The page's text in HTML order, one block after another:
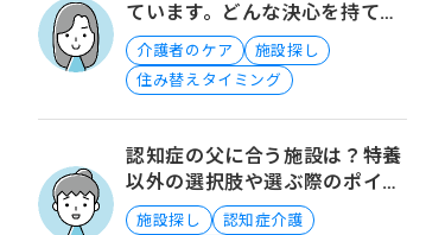
ています。どんな決心を持てば
踏み切れるのでしょうか？
介護者のケア
施設探し
住み替えタイミング
認知症の父に合う施設は？特養
以外の選択肢や選ぶ際のポイン
トを知りたい
施設探し
認知症介護